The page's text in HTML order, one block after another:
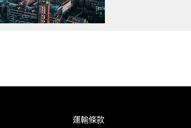
運輸條款